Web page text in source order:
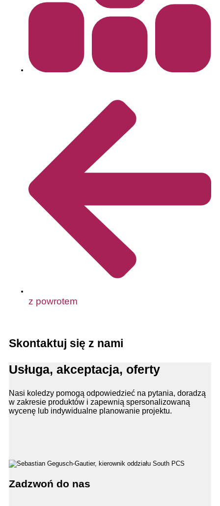
z powrotem
Skontaktuj się z nami
Usługa, akceptacja, oferty
Nasi koledzy pomogą odpowiedzieć na pytania, doradzą
w zakresie produktów i zapewnią spersonalizowaną
wycenę lub indywidualne planowanie projektu.
Zadzwoń do nas